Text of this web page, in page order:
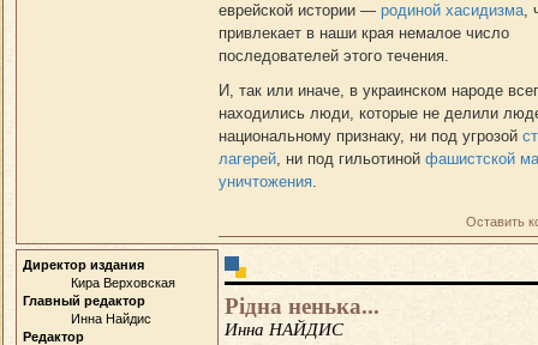
еврейской истории —родиной хасидизма,
привлекает в наши края немалое число
последователей этого течения.
И, так или иначе, в украинском народе
находились люди, которые не делили
национальному признаку, ни под угрозой
лагерей, ни под гильотинойфашистской
уничтожения.
Оставить
Директор издания
Кира Верховская
Главный редактор
Инна Найдис
Редактор
Рідна ненька...
Инна НАЙДИС